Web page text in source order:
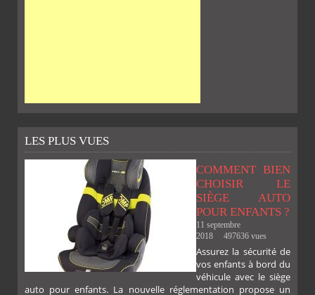
LES PLUS VUES
COMMENT BIEN
CHOISIR LE
SIÈGE AUTO
POUR ENFANTS ?
11 septembre
2018
497636 vues
Assurez la sécurité de
vos enfants à bord du
véhicule avec le siège
auto pour enfants. La nouvelle réglementation propose un